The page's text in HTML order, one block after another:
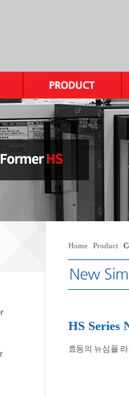
Home Product
HS Series
효동의 뉴심플